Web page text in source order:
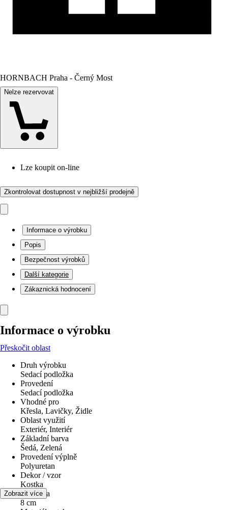
HORNBACH Praha - Černý Most
Nelze rezervovat
Lze koupit on-line
Zkontrolovat dostupnost v nejbližší prodejně
Informace o výrobku
Popis
Bezpečnost výrobků
Další kategorie
Zákaznická hodnocení
Informace o výrobku
Přeskočit oblast
Druh výrobku
Sedací podložka
Provedení
Sedací podložka
Vhodné pro
Křesla, Lavičky, Židle
Oblast využití
Exteriér, Interiér
Základní barva
Šedá, Zelená
Provedení výplně
Polyuretan
Dekor / vzor
Kostka
Tloušťka
8 cm
Zobrazit více